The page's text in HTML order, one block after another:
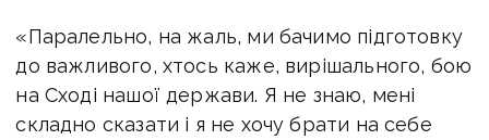
«Паралельно, на жаль, ми бачимо підготовку
до важливого, хтось каже, вирішального, бою
на Сході нашої держави. Я не знаю, мені
складно сказати і я не хочу брати на себе